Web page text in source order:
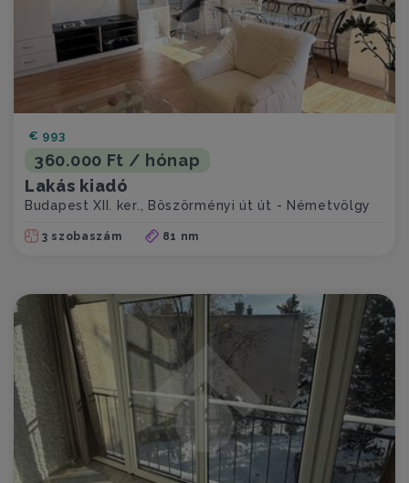
360.000 Ft / hónap
€ 993
Lakás kiadó
Budapest XII. ker., Böszörményi út út - Németvölgy
3 szobaszám 81 nm